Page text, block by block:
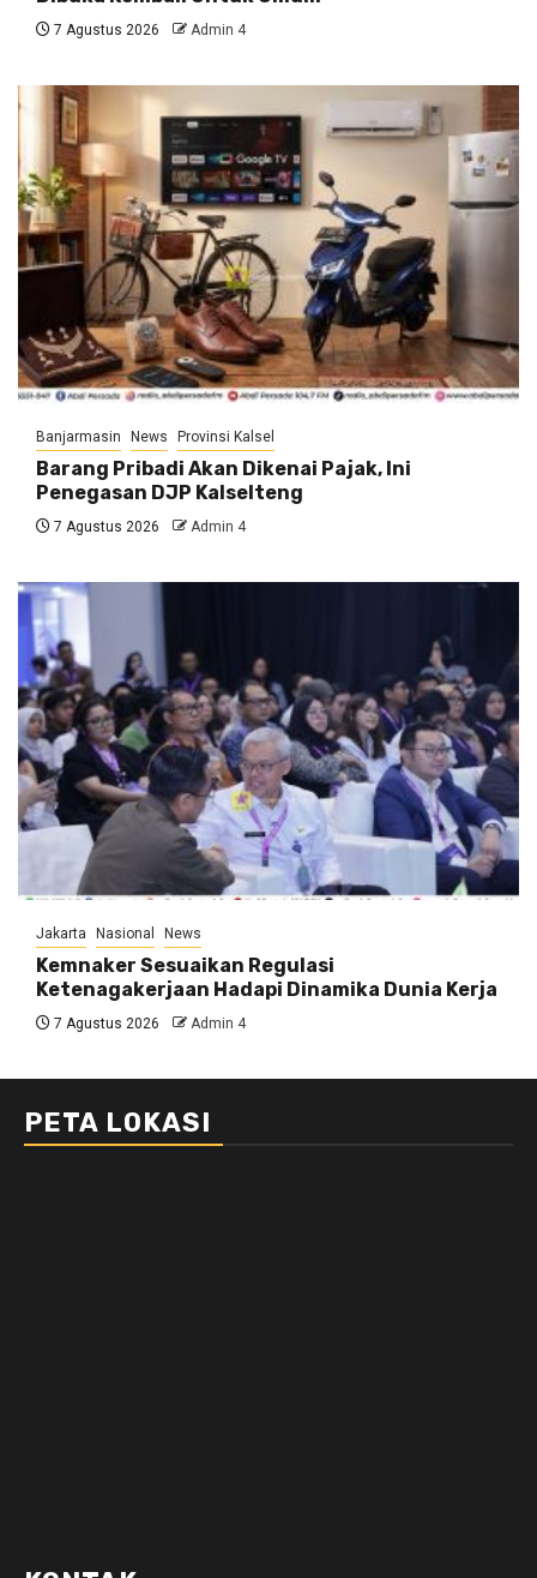
7 Agustus 2026 Admin 4
Banjarmasin News Provinsi Kalsel
Barang Pribadi Akan Dikenai Pajak, Ini
Penegasan DJP Kalselteng
7 Agustus 2026 Admin 4
Jakarta Nasional News
Kemnaker Sesuaikan Regulasi
Ketenagakerjaan Hadapi Dinamika Dunia Kerja
7 Agustus 2026 Admin 4
PETA LOKASI